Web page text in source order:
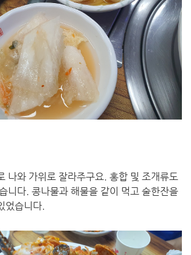
나와 가위로 잘라주구요. 홍합 및 조개류도
니다. 콩나물과 해물을 같이 먹고 술한잔을
었습니다.